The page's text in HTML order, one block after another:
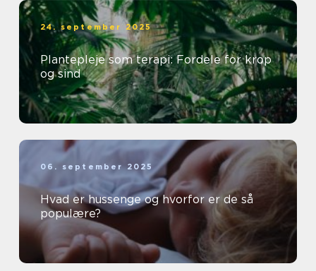
24. september 2025
Plantepleje som terapi: Fordele for krop
og sind
06. september 2025
Hvad er hussenge og hvorfor er de så
populære?